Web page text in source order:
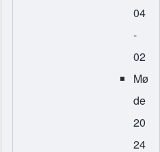
04
-
02
Mø
de
20
24